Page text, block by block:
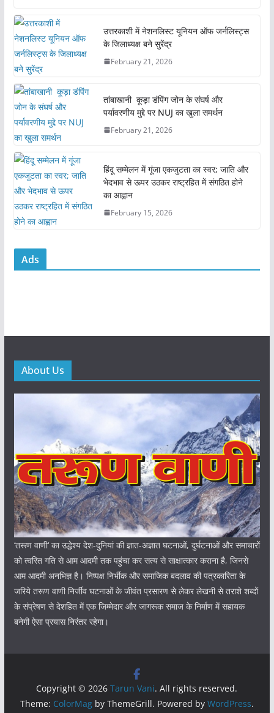
c
e
b
o
k
er s
A
p
p
e
उत्तरकाशी में नेशनलिस्ट यूनियन ऑफ जर्नलिस्ट्स
के जिलाध्यक्ष बने सुरेंद्र
February 21, 2026
तांबाखानी कूड़ा डंपिंग जोन के संघर्ष और
पर्यावरणीय मुद्दे पर NUJ का खुला समर्थन
February 21, 2026
हिंदू सम्मेलन में गूंजा एकजुटता का स्वर; जाति और
भेदभाव से ऊपर उठकर राष्ट्रहित में संगठित होने
का आह्वान
February 15, 2026
Ads
About Us
‘तरूण वाणी‘ का उद्धेश्य देश-दुनियां की ज्ञात-अज्ञात घटनाओं, दुर्घटनाओं और समाचारों
को त्वरित गति से आम आदमी तक पहुंचा कर सत्य से साक्षात्कार कराना है, जिनसे
आम आदमी अनभिज्ञ है। निष्पक्ष निर्भीक और समाजिक बदलाव की पत्रकारिता के
जरिये तरूण वाणी निर्जीव घटनाओं के जीवंत प्रसारण से लेकर लेखनी से तराशे शब्दों
के संप्रेषण से देशहित में एक जिम्मेदार और जागरूक समाज के निर्माण में सहायक
बनेगी ऐसा प्रयास निरंतर रहेगा।
Copyright © 2026Tarun Vani. All rights reserved.
Theme: ColorMagby ThemeGrill. Powered by WordPress.